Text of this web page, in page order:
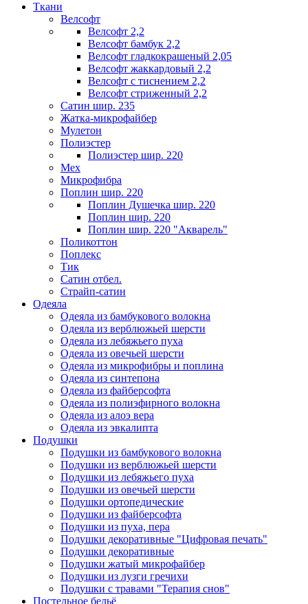
Ткани
Велсофт
Велсофт 2,2
Велсофт бамбук 2,2
Велсофт гладкокрашеный 2,05
Велсофт жаккардовый 2,2
Велсофт с тиснением 2,2
Велсофт стриженный 2,2
Сатин шир. 235
Жатка-микрофайбер
Мулетон
Полиэстер
Полиэстер шир. 220
Мех
Микрофибра
Поплин шир. 220
Поплин Душечка шир. 220
Поплин шир. 220
Поплин шир. 220 "Акварель"
Поликоттон
Поплекс
Тик
Сатин отбел.
Страйп-сатин
Одеяла
Одеяла из бамбукового волокна
Одеяла из верблюжьей шерсти
Одеяла из лебяжьего пуха
Одеяла из овечьей шерсти
Одеяла из микрофибры и поплина
Одеяла из синтепона
Одеяла из файберсофта
Одеяла из полиэфирного волокна
Одеяла из алоэ вера
Одеяла из эвкалипта
Подушки
Подушки из бамбукового волокна
Подушки из верблюжьей шерсти
Подушки из лебяжьего пуха
Подушки из овечьей шерсти
Подушки ортопедические
Подушки из файберсофта
Подушки из пуха, пера
Подушки декоративные "Цифровая печать"
Подушки декоративные
Подушки жатый микрофайбер
Подушки из лузги гречихи
Подушки с травами "Терапия снов"
Постельное бельё